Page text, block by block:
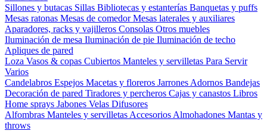
Sillones y butacas Sillas Bibliotecas y estanterías Banquetas y puffs
Mesas ratonas Mesas de comedorMesas laterales y auxiliares
Aparadores, racks y vajilleros Consolas Otros muebles
Iluminación de mesa Iluminación de pie Iluminación de techo
Apliques de pared
Loza Vasos & copas Cubiertos Manteles y servilletas Para Servir
Varios
Candelabros Espejos Macetas y floreros Jarrones Adornos Bandejas
Decoración de pared Tiradores y percheros Cajas y canastos Libros
Home sprays Jabones Velas Difusores
Alfombras Manteles y servilletas Accesorios Almohadones Mantas y
throws